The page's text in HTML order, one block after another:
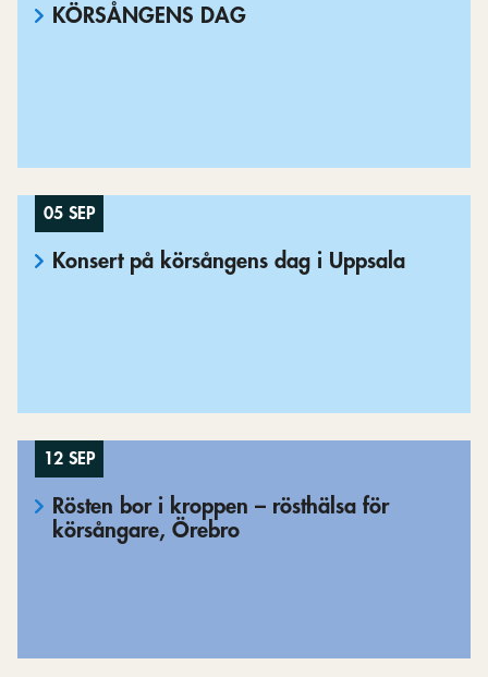
KÖRSÅNGENS DAG
05 SEP
Konsert på körsångens dag i Uppsala
12 SEP
Rösten bor i kroppen – rösthälsa för
körsångare, Örebro